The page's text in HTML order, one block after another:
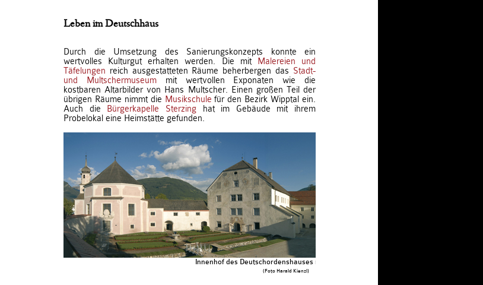
Leben im Deutschhaus
Durch die Umsetzung des Sanierungskonzepts konnte ein
wertvolles Kulturgut erhalten werden. Die mit Malereien und
Täfelungen reich ausgestatteten Räume beherbergen das Stadt-
und Multschermuseummit wertvollen Exponaten wie die
kostbaren Altarbilder von Hans Multscher. Einen großen Teil der
übrigen Räume nimmt die Musikschule für den Bezirk Wipptal ein.
Auch die Bürgerkapelle Sterzinghat im Gebäude mit ihrem
Probelokal eine Heimstätte gefunden.
Innenhof des Deutschordenshauses mit Elisabethkirche
(Foto Harald Kienzl)